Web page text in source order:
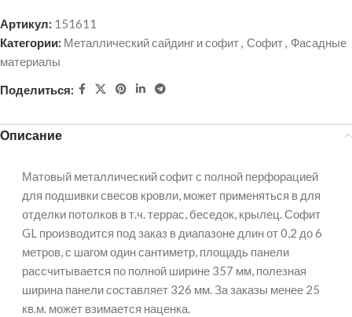
Артикул: 151611
Категории: Металлический сайдинг и софит, Софит, Фасадные
материалы
Поделиться:
Описание
Матовый металлический софит с полной перфорацией
для подшивки свесов кровли, может применяться в для
отделки потолков в т.ч. террас, беседок, крылец. Софит
GL производится под заказ в диапазоне длин от 0,2 до 6
метров, с шагом один сантиметр, площадь панели
рассчитывается по полной ширине 357 мм, полезная
ширина панели составляет 326 мм. За заказы менее 25
кв.м. может взимается наценка.